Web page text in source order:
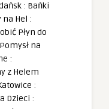
: Bańki
na Hel :
Płyn do
Pomysł na
:
z Helem
:
Dzieci :